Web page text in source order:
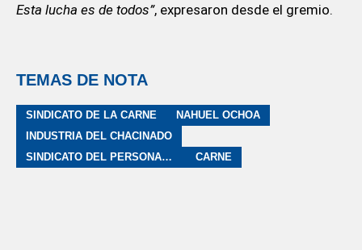
Esta lucha es de todos”, expresaron desde el gremio.
TEMAS DE NOTA
SINDICATO DE LA CARNE
NAHUEL OCHOA
INDUSTRIA DEL CHACINADO
SINDICATO DEL PERSONAL DE INDUSTRIA DE LA CARNE DE LA CIUDAD AUTÓNOMA DE BUENOS AIRES
CARNE